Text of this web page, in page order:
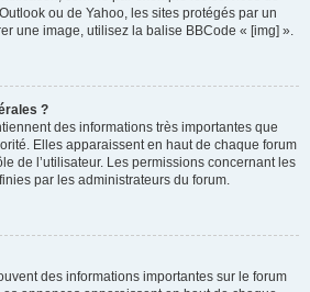
ou de Yahoo, les sites protégés par un
une image, utilisez la balise BBCode « [img] ».
?
des informations très importantes que
Elles apparaissent en haut de chaque forum
de l’utilisateur. Les permissions concernant les
par les administrateurs du forum.
des informations importantes sur le forum